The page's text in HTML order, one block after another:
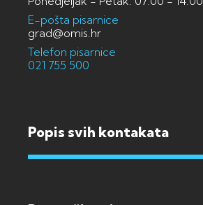
E-pošta pisarnice
grad@omis.hr
Telefon pisarnice
021 755 500
Popis svih kontakata